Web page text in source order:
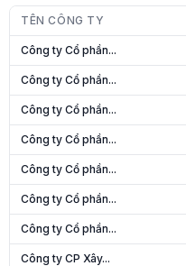
TÊN CÔNG TY
Công ty Cổ phần...
Công ty Cổ phần...
Công ty Cổ phần...
Công ty Cổ phần...
Công ty Cổ phần...
Công ty Cổ phần...
Công ty Cổ phần...
Công ty CP Xây...